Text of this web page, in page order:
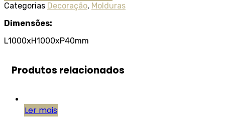
Categorias Decoração, Molduras
Dimensões:
L1000xH1000xP40mm
Produtos relacionados
Ler mais